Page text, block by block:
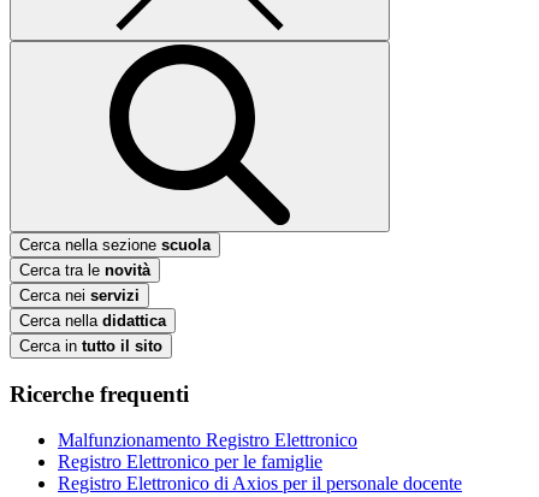
Cerca nella sezione scuola
Cerca tra le novità
Cerca nei servizi
Cerca nella didattica
Cerca in tutto il sito
Ricerche frequenti
Malfunzionamento Registro Elettronico
Registro Elettronico per le famiglie
Registro Elettronico di Axios per il personale docente